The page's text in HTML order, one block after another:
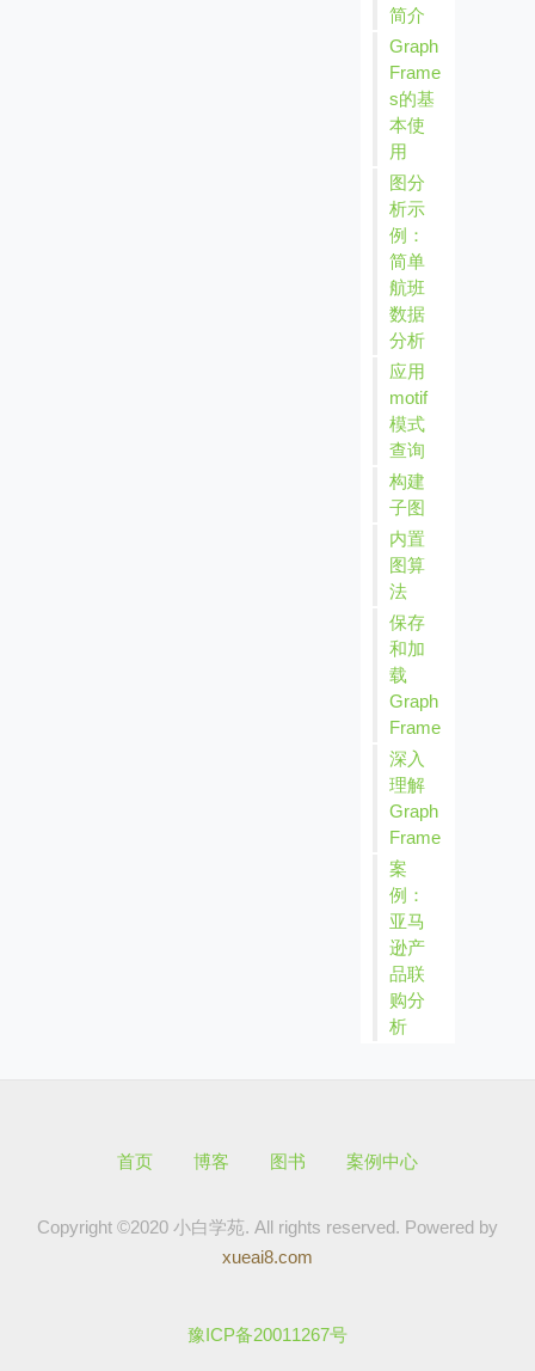
简介
Graph
Frame
s的基
本使
用
图分
析示
例：
简单
航班
数据
分析
应用
motif
模式
查询
构建
子图
内置
图算
法
保存
和加
载
Graph
Frame
深入
理解
Graph
Frame
案
例：
亚马
逊产
品联
购分
析
首页 博客 图书 案例中心
Copyright ©2020 小白学苑. All rights reserved. Powered by
xueai8.com
豫ICP备20011267号